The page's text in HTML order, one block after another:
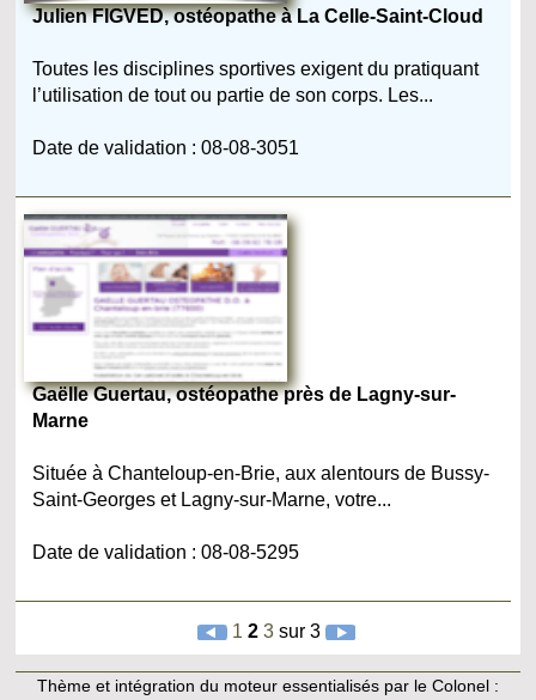
Julien FIGVED, ostéopathe à La Celle-Saint-Cloud
Toutes les disciplines sportives exigent du pratiquant
l’utilisation de tout ou partie de son corps. Les...
Date de validation : 08-08-3051
Gaëlle Guertau, ostéopathe près de Lagny-sur-
Marne
Située à Chanteloup-en-Brie, aux alentours de Bussy-
Saint-Georges et Lagny-sur-Marne, votre...
Date de validation : 08-08-5295
1 2 3sur 3
Thème et intégration du moteur essentialisés par le Colonel :